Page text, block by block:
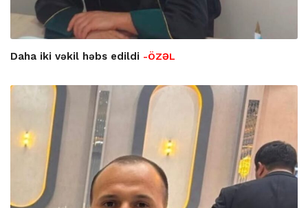
Daha iki vəkil həbs edildi -ÖZƏL